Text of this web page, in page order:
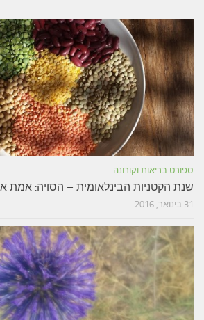
ספורט בריאות וקורונה
שנת הקטניות הבינלאומית – הסויה: אמת
31 בינואר, 2016